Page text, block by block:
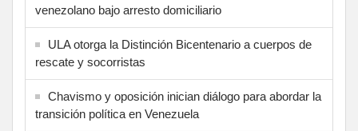
venezolano bajo arresto domiciliario
ULA otorga la Distinción Bicentenario a cuerpos de
rescate y socorristas
Chavismo y oposición inician diálogo para abordar la
transición política en Venezuela